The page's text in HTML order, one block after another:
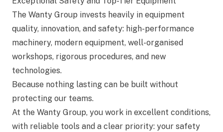
The Wanty Group invests heavily in equipment
quality, innovation, and safety: high-performance
machinery, modern equipment, well-organised
workshops, rigorous procedures, and new
technologies.
Because nothing lasting can be built without
protecting our teams.
At the Wanty Group, you work in excellent conditions,
with reliable tools and a clear priority: your safety